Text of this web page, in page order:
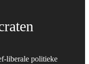
liberale politieke